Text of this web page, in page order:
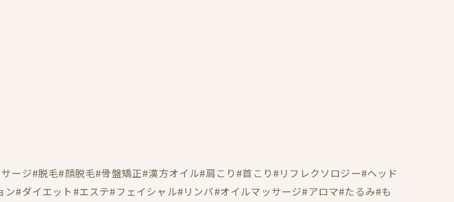
ージ#脱毛#顔脱毛#骨盤矯正#漢方オイル#肩こり#首こり#リフレクソロジー#ヘッド
#ダイエット#エステ#フェイシャル#リンパ#オイルマッサージ#アロマ#たるみ#も